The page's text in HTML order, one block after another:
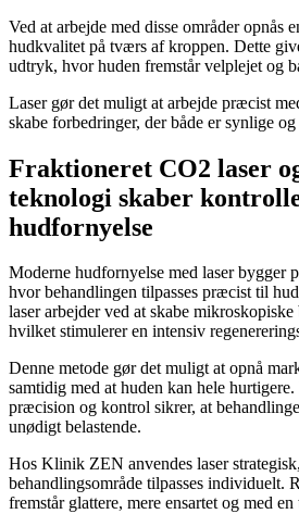
Ved at arbejde med disse områder opnås
hudkvalitet på tværs af kroppen. Dette
udtryk, hvor huden fremstår velplejet og
Laser gør det muligt at arbejde præcist
skabe forbedringer, der både er synlige
Fraktioneret CO2 laser
teknologi skaber
hudfornyelse
Moderne hudfornyelse med laser bygger
hvor behandlingen tilpasses præcist til
laser arbejder ved at skabe
hvilket stimulerer en intensiv
Denne metode gør det muligt at opnå
samtidig med at huden kan hele
præcision og kontrol sikrer, at
unødigt belastende.
Hos Klinik ZEN anvendes laser
behandlingsområde tilpasses individuelt.
fremstår glattere, mere ensartet og med